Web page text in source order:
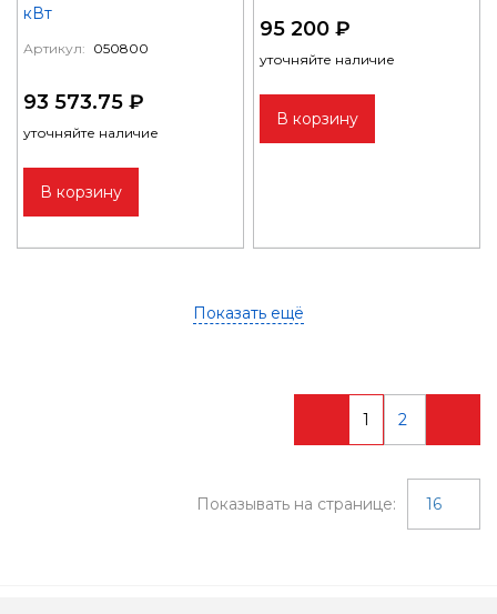
кВт
Артикул: 050800
93 573.75 ₽
уточняйте наличие
В корзину
95 200 ₽
уточняйте наличие
В корзину
Показать ещё
1 2
Показывать на странице: 16